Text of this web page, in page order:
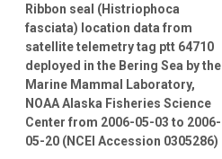
Ribbon seal (Histriophoca
fasciata) location data from
satellite telemetry tag ptt 64710
deployed in the Bering Sea by the
Marine Mammal Laboratory,
NOAA Alaska Fisheries Science
Center from 2006-05-03 to 2006-
05-20 (NCEI Accession 0305286)